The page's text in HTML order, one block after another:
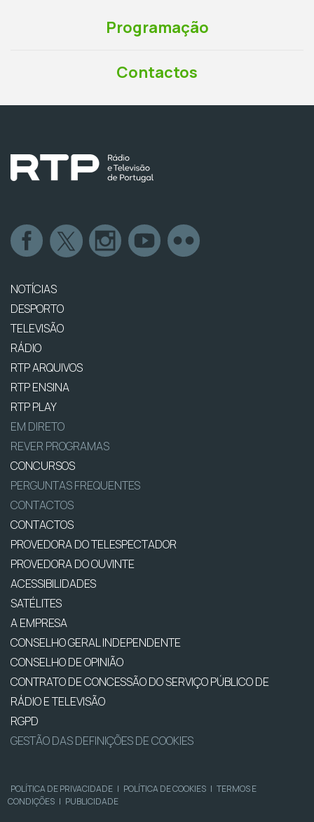
Programação
Contactos
NOTÍCIAS
DESPORTO
TELEVISÃO
RÁDIO
RTP ARQUIVOS
RTP ENSINA
RTP PLAY
EM DIRETO
REVER PROGRAMAS
CONCURSOS
PERGUNTAS FREQUENTES
CONTACTOS
CONTACTOS
PROVEDORA DO TELESPECTADOR
PROVEDORA DO OUVINTE
ACESSIBILIDADES
SATÉLITES
A EMPRESA
CONSELHO GERAL INDEPENDENTE
CONSELHO DE OPINIÃO
CONTRATO DE CONCESSÃO DO SERVIÇO PÚBLICO DE
RÁDIO E TELEVISÃO
RGPD
GESTÃO DAS DEFINIÇÕES DE COOKIES
POLÍTICA DE PRIVACIDADE | POLÍTICA DE COOKIES | TERMOS E
CONDIÇÕES | PUBLICIDADE